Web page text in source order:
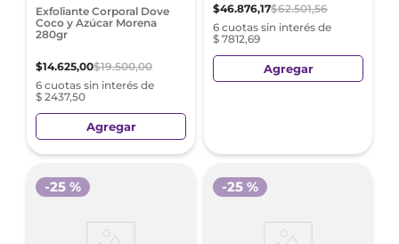
Exfoliante Corporal Dove
Coco y Azúcar Morena
280gr
$14.625,00$19.500,00
6 cuotas sin interés de
$ 2437,50
Agregar
$46.876,17$62.501,56
6 cuotas sin interés de
$ 7812,69
Agregar
-25 % -25 %